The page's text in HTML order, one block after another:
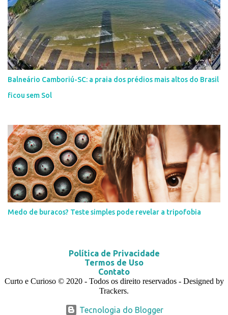
Balneário Camboriú-SC: a praia dos prédios mais altos do Brasil
ficou sem Sol
Medo de buracos? Teste simples pode revelar a tripofobia
Política de Privacidade
Termos de Uso
Contato
Curto e Curioso © 2020 - Todos os direito reservados - Designed by
Trackers.
Tecnologia do Blogger